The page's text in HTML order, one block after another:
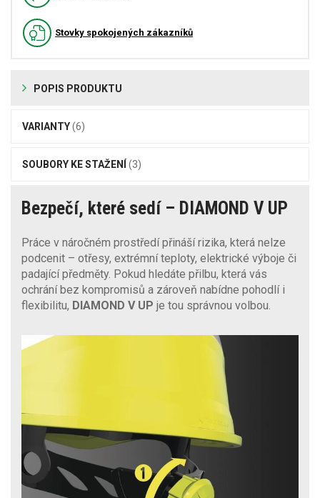
Stovky spokojených zákazníků
POPIS PRODUKTU
VARIANTY(6)
SOUBORY KE STAŽENÍ (3)
Bezpečí, které sedí – DIAMOND V UP
Práce v náročném prostředí přináší rizika, která nelze
podcenit – otřesy, extrémní teploty, elektrické výboje či
padající předměty. Pokud hledáte přilbu, která vás
ochrání bez kompromisů a zároveň nabídne pohodlí i
flexibilitu, DIAMOND V UP je tou správnou volbou.